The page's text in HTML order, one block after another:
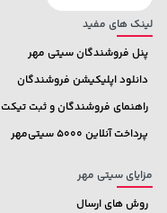
لینک های مفید
پنل فروشندگان سیتی مهر
دانلود اپلیکیشن فروشندگان
راهنمای فروشندگان و ثبت تیکت
پرداخت آنلاین 5000 سیتی‌مهر
مزایای سیتی مهر
روش های ارسال